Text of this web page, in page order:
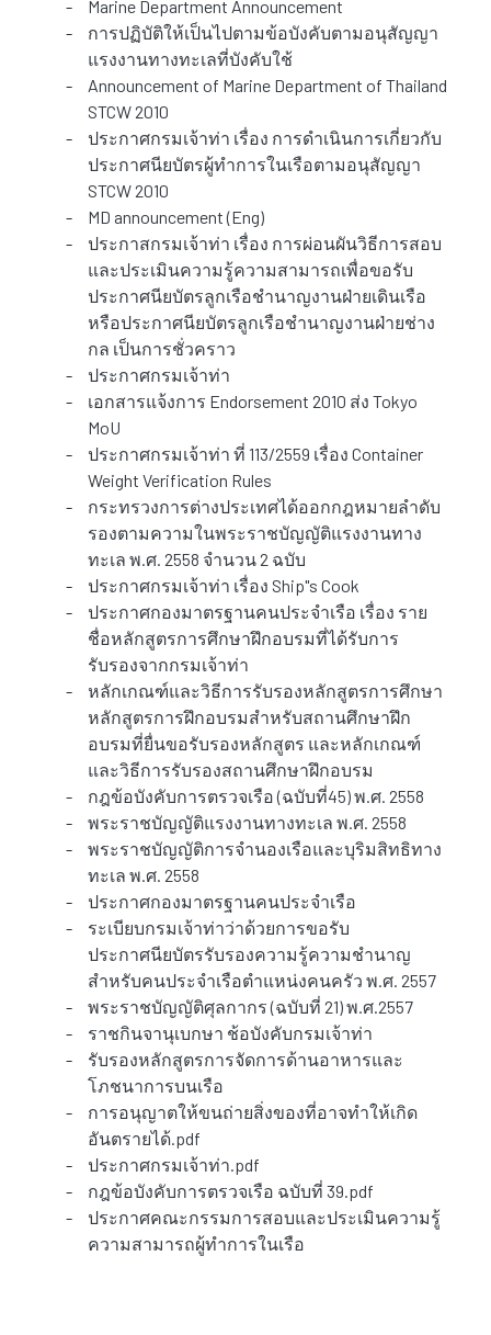
-
Marine Department Announcement
-
การปฏิบัติให้เป็นไปตามข้อบังคับตามอนุสัญญา
แรงงานทางทะเลที่บังคับใช้
-
Announcement of Marine Department of Thailand
STCW 2010
-
ประกาศกรมเจ้าท่า เรื่อง การดำเนินการเกี่ยวกับ
ประกาศนียบัตรผู้ทำการในเรือตามอนุสัญญา
STCW 2010
-
MD announcement (Eng)
-
ประกาสกรมเจ้าท่า เรื่อง การผ่อนผันวิธีการสอบ
และประเมินความรู้ความสามารถเพื่อขอรับ
ประกาศนียบัตรลูกเรือชำนาญงานฝ่ายเดินเรือ
หรือประกาศนียบัตรลูกเรือชำนาญงานฝ่ายช่าง
กล เป็นการชั่วคราว
-
ประกาศกรมเจ้าท่า
-
เอกสารแจ้งการ Endorsement 2010 ส่ง Tokyo
MoU
-
ประกาศกรมเจ้าท่า ที่ 113/2559 เรื่อง Container
Weight Verification Rules
-
กระทรวงการต่างประเทศได้ออกกฎหมายลำดับ
รองตามความในพระราชบัญญัติแรงงานทาง
ทะเล พ.ศ. 2558 จำนวน 2 ฉบับ
-
ประกาศกรมเจ้าท่า เรื่อง Ship"s Cook
-
ประกาศกองมาตรฐานคนประจำเรือ เรื่อง ราย
ชื่อหลักสูตรการศึกษาฝึกอบรมที่ได้รับการ
รับรองจากกรมเจ้าท่า
-
หลักเกณฑ์และวิธีการรับรองหลักสูตรการศึกษา
หลักสูตรการฝึกอบรมสำหรับสถานศึกษาฝึก
อบรมที่ยื่นขอรับรองหลักสูตร และหลักเกณฑ์
และวิธีการรับรองสถานศึกษาฝึกอบรม
-
กฎข้อบังคับการตรวจเรือ (ฉบับที่45) พ.ศ. 2558
-
พระราชบัญญัติแรงงานทางทะเล พ.ศ. 2558
-
พระราชบัญญัติการจำนองเรือและบุริมสิทธิทาง
ทะเล พ.ศ. 2558
-
ประกาศกองมาตรฐานคนประจำเรือ
-
ระเบียบกรมเจ้าท่าว่าด้วยการขอรับ
ประกาศนียบัตรรับรองความรู้ความชำนาญ
สำหรับคนประจำเรือตำแหน่งคนครัว พ.ศ. 2557
-
พระราชบัญญัติศุลกากร (ฉบับที่ 21) พ.ศ.2557
-
ราชกินจานุเบกษา ช้อบังคับกรมเจ้าท่า
-
รับรองหลักสูตรการจัดการด้านอาหารและ
โภชนาการบนเรือ
-
การอนุญาตให้ขนถ่ายสิ่งของที่อาจทำให้เกิด
อันตรายได้.pdf
-
ประกาศกรมเจ้าท่า.pdf
-
กฎข้อบังคับการตรวจเรือ ฉบับที่ 39.pdf
-
ประกาศคณะกรรมการสอบและประเมินความรู้
ความสามารถผู้ทำการในเรือ